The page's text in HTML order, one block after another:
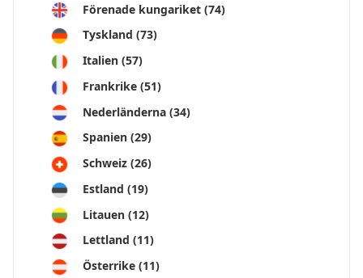
Förenade kungariket (74)
Tyskland (73)
Italien (57)
Frankrike (51)
Nederländerna (34)
Spanien (29)
Schweiz (26)
Estland (19)
Litauen (12)
Lettland (11)
Österrike (11)